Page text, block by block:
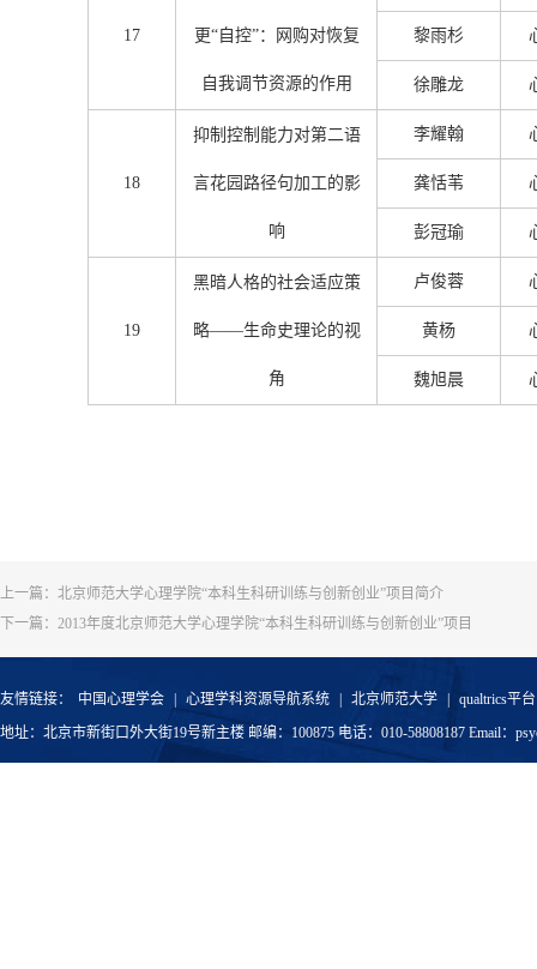
17 更“自控”：网购对恢复
自我调节资源的作用
黎雨杉
徐雕龙
18
抑制控制能力对第二语
言花园路径句加工的影
响
李耀翰
龚恬苇
彭冠瑜
19
黑暗人格的社会适应策
略——生命史理论的视
角
卢俊蓉
黄杨
魏旭晨
上一篇： 北京师范大学心理学院“本科生科研训练与创新创业”项目简介
下一篇： 2013年度北京师范大学心理学院“本科生科研训练与创新创业”项目
友情链接： 中国心理学会 心理学科资源导航系统 北京师范大学
qualtrics平台
地址：北京市新街口外大街19号新主楼 邮编：100875 电话：010-58808187 Email：